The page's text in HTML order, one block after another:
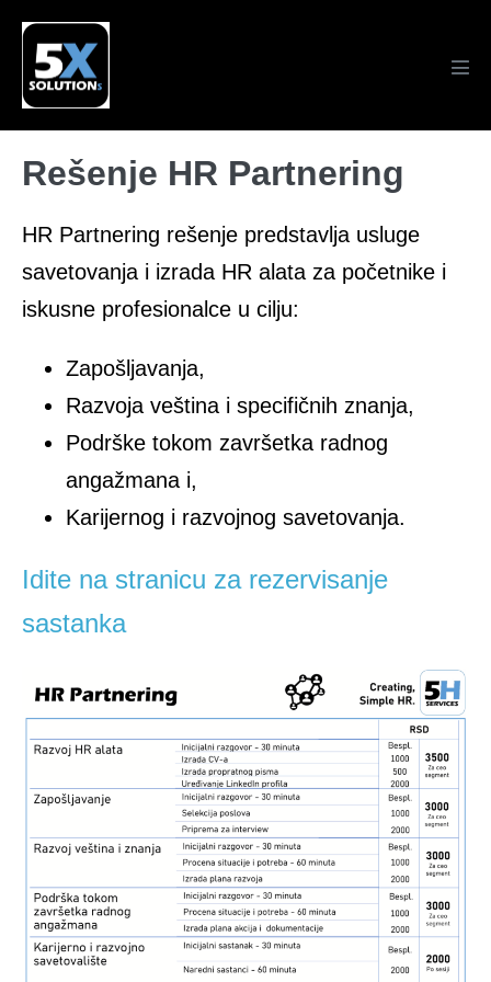
content
Rešenje HR Partnering
HR Partnering rešenje predstavlja usluge
savetovanja i izrada HR alata za početnike i
iskusne profesionalce u cilju:
Zapošljavanja,
Razvoja veština i specifičnih znanja,
Podrške tokom završetka radnog
angažmana i,
Karijernog i razvojnog savetovanja.
Idite na stranicu za rezervisanje
sastanka